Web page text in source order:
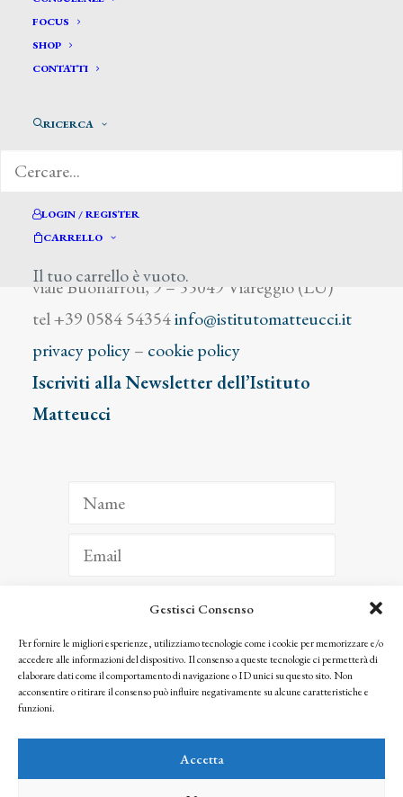
Gestisci Consenso
Per fornire le migliori esperienze, utilizziamo tecnologie come i cookie per memorizzare e/o
accedere alle informazioni del dispositivo. Il consenso a queste tecnologie ci permetterà di
elaborare dati come il comportamento di navigazione o ID unici su questo sito. Non
acconsentire o ritirare il consenso può influire negativamente su alcune caratteristiche e
funzioni.
Accetta
FOCUS
SHOP
CONTATTI
RICERCA
LOGIN / REGISTER
CARRELLO
Il tuo carrello è vuoto.
viale Buonarroti, 9 – 55049 Viareggio (LU)
tel +39 0584 54354info@istitutomatteucci.it
privacy policy– cookie policy
Iscriviti alla Newsletter dell’Istituto
Matteucci
ISCRIVITI
Facendo clic per iscriverti, riconosci che le tue informazioni saranno trattate
seguendo la nostra Privacy Policy
© 2025 Istituto Matteucci. All right reserved
l’autorizzazione scritta dei proprietari dei diritti e dell’Istituto Matteucci